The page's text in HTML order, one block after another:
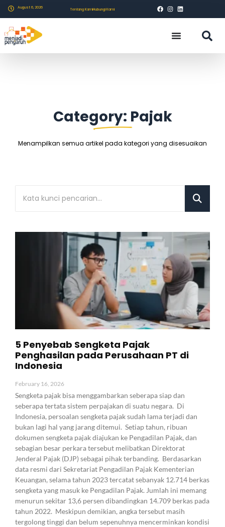
August 6, 2026 Tentang KamiHubungi Kami
Category: Pajak
Menampilkan semua artikel pada kategori yang disesuaikan
5 Penyebab Sengketa Pajak
Penghasilan pada Perusahaan PT di
Indonesia
February 16, 2026
Sengketa pajak bisa menggambarkan seberapa siap dan
seberapa tertata sistem perpajakan di suatu negara. Di
Indonesia, persoalan sengketa pajak sudah lama terjadi dan
bukan lagi hal yang jarang ditemui. Setiap tahun, ribuan
dokumen sengketa pajak diajukan ke Pengadilan Pajak, dan
sebagian besar perkara tersebut melibatkan Direktorat
Jenderal Pajak (DJP) sebagai pihak terbanding. Berdasarkan
data resmi dari Sekretariat Pengadilan Pajak Kementerian
Keuangan, selama tahun 2023 tercatat sebanyak 12.714 berkas
sengketa yang masuk ke Pengadilan Pajak. Jumlah ini memang
menurun sekitar 13,6 persen dibandingkan 14.709 berkas pada
tahun 2022. Meskipun demikian, angka tersebut masih
tergolong tinggi dan belum sepenuhnya mencerminkan kondisi